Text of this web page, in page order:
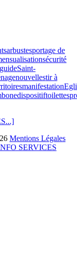
arbustesportage de
sécurité
Saint-
nouvellestir à
manifestation
dispositiftoilettes
Mentions Légales
SERVICES